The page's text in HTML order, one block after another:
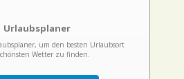
Urlaubsplaner
um den besten Urlaubsort
Wetter zu finden.